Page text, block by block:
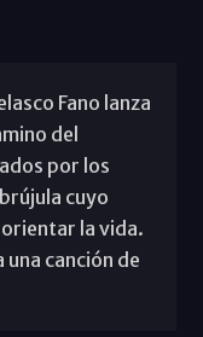
Fano lanza
del
por los
cuyo
orientar la vida.
canción de